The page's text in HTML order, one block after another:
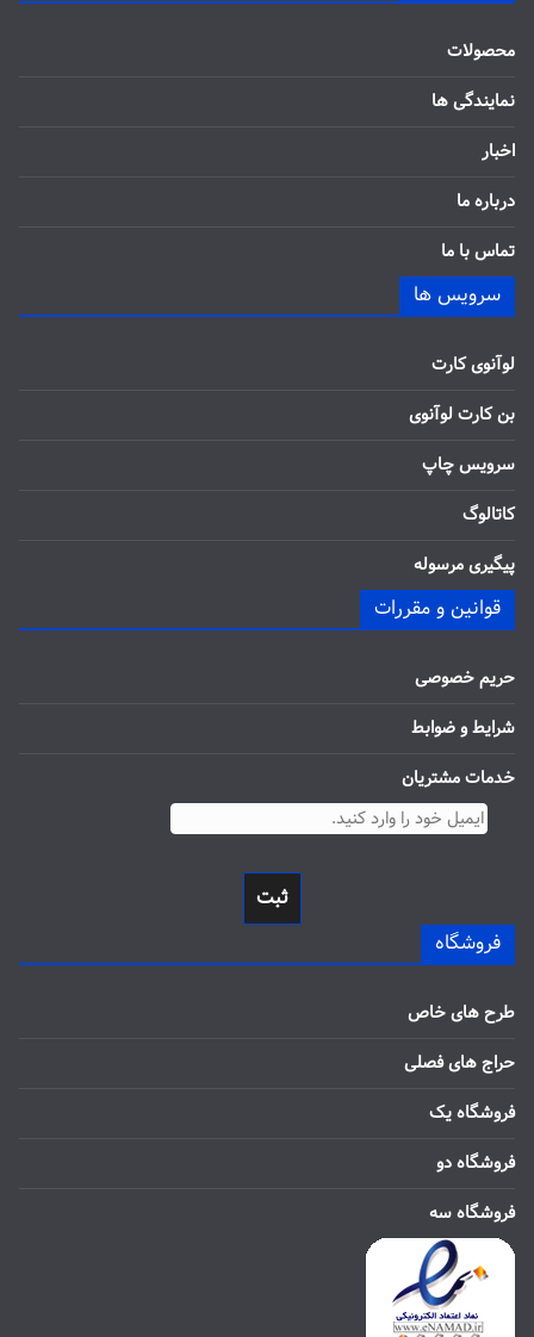
محصولات
نمایندگی ها
اخبار
درباره ما
تماس با ما
سرویس ها
لوآنوی کارت
بن کارت لوآنوی
سرویس چاپ
کاتالوگ
پیگیری مرسوله
قوانین و مقررات
حریم خصوصی
شرایط و ضوابط
خدمات مشتریان
ثبت
فروشگاه
طرح های خاص
حراج های فصلی
فروشگاه یک
فروشگاه دو
فروشگاه سه